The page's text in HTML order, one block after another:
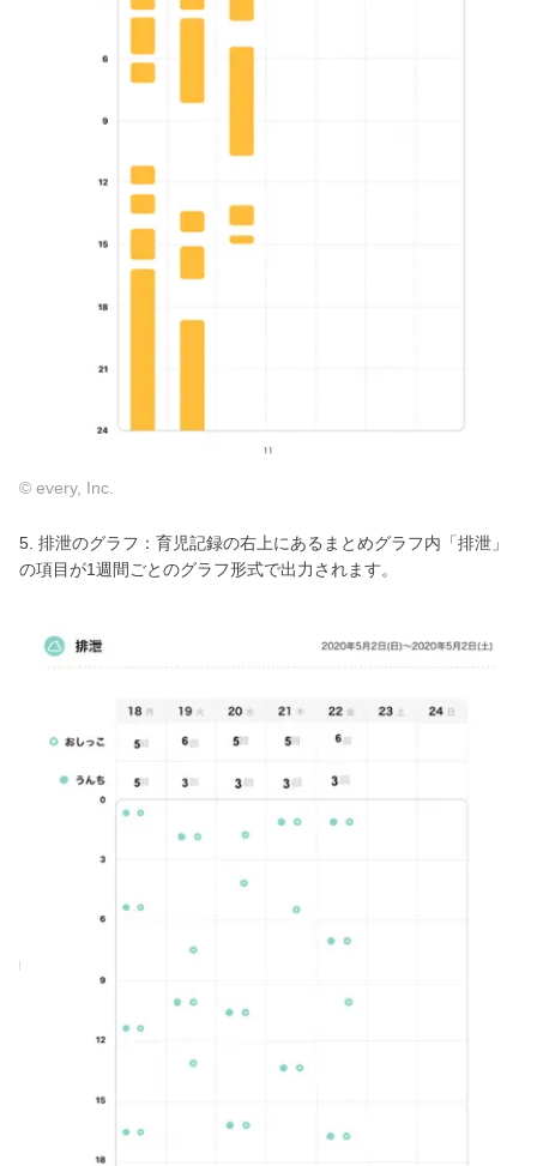
© every, Inc.
5. 排泄のグラフ：育児記録の右上にあるまとめグラフ内「排泄」
の項目が1週間ごとのグラフ形式で出力されます。